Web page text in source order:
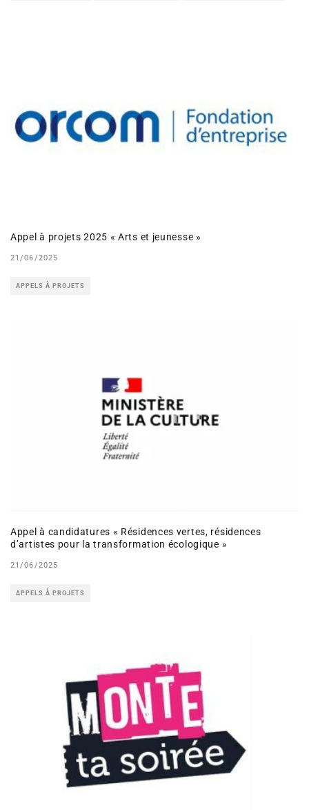
Appel à projets 2025 « Arts et jeunesse »
21/06/2025
APPELS À PROJETS
Appel à candidatures « Résidences vertes, résidences
d’artistes pour la transformation écologique »
21/06/2025
APPELS À PROJETS